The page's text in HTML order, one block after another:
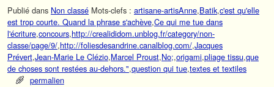
Publié dans Non classé Mots-clefs : artisane-artisAnne,Batik,c'est qu'elle
est trop courte. Quand la phrase s'achève,Ce qui me tue dans
l'écriture,concours,http://crealididom.unblog.fr/category/non-
classe/page/9/,http://foliesdesandrine.canalblog.com/,Jacques
Prévert,Jean-Marie Le Clézio,Marcel Proust,No;,origami,pliage tissu,que
de choses sont restées au-dehors.",question qui tue,textes et textiles
permalien